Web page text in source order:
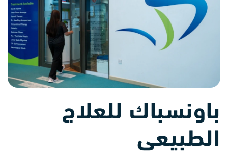
باونسباك للعلاج
الطبيعي